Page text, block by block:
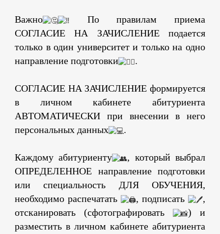
Важно
По правилам приема
СОГЛАСИЕ НА ЗАЧИСЛЕНИЕ подается
только в один университет и только на одно
направление подготовки
.
СОГЛАСИЕ НА ЗАЧИСЛЕНИЕ формируется
в личном кабинете абитуриента
АВТОМАТИЧЕСКИ при внесении в него
персональных данных
.
Каждому абитуриенту
, который выбрал
ОПРЕДЕЛЕННОЕ направление подготовки
или специальность ДЛЯ ОБУЧЕНИЯ,
необходимо распечатать
, подписать
,
отсканировать (сфотографировать
) и
разместить в личном кабинете абитуриента